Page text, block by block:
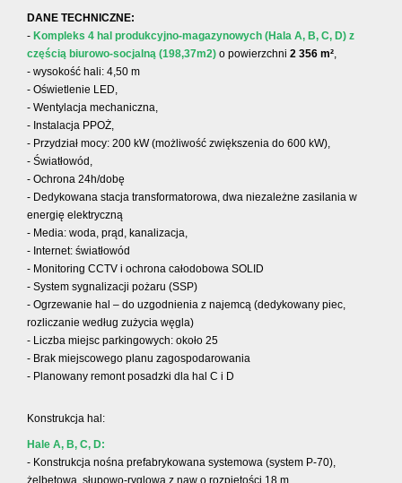
DANE TECHNICZNE:
- Kompleks 4 hal produkcyjno-magazynowych (Hala A, B, C, D) z
częścią biurowo-socjalną (198,37m2) o powierzchni 2 356 m²,
- wysokość hali: 4,50 m
- Oświetlenie LED,
- Wentylacja mechaniczna,
- Instalacja PPOŻ,
- Przydział mocy: 200 kW (możliwość zwiększenia do 600 kW),
- Światłowód,
- Ochrona 24h/dobę
- Dedykowana stacja transformatorowa, dwa niezależne zasilania w
energię elektryczną
- Media: woda, prąd, kanalizacja,
- Internet: światłowód
- Monitoring CCTV i ochrona całodobowa SOLID
- System sygnalizacji pożaru (SSP)
- Ogrzewanie hal – do uzgodnienia z najemcą (dedykowany piec,
rozliczanie według zużycia węgla)
- Liczba miejsc parkingowych: około 25
- Brak miejscowego planu zagospodarowania
- Planowany remont posadzki dla hal C i D
Konstrukcja hal:
Hale A, B, C, D:
- Konstrukcja nośna prefabrykowana systemowa (system P-70),